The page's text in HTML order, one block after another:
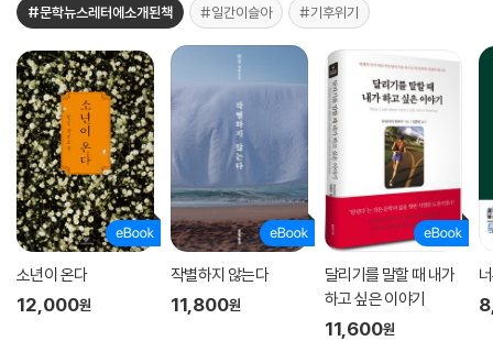
#문학뉴스레터에소개된책 #일간이슬아 #기후위기
소년이 온다
12,000원
작별하지 않는다
11,800원
달리기를 말할 때 내가
하고 싶은 이야기
11,600원